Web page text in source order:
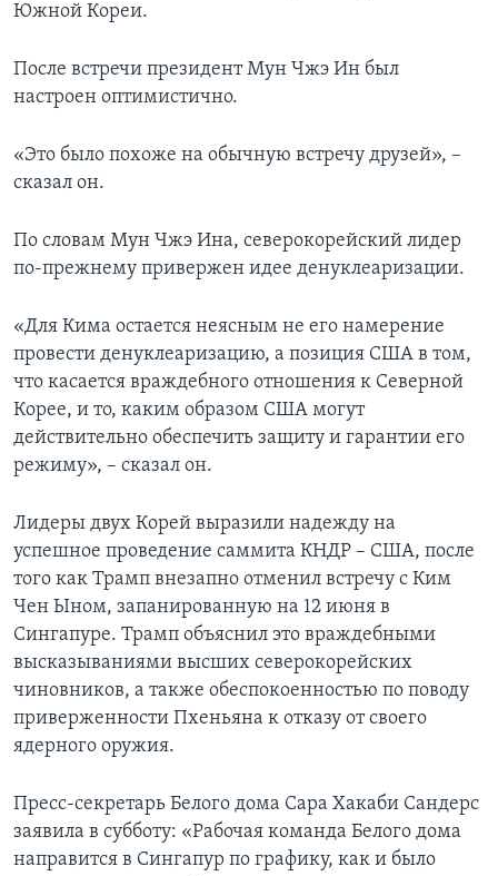
Южной Кореи.
После встречи президент Мун Чжэ Ин был
настроен оптимистично.
«Это было похоже на обычную встречу друзей», –
сказал он.
По словам Мун Чжэ Ина, северокорейский лидер
по-прежнему привержен идее денуклеаризации.
«Для Кима остается неясным не его намерение
провести денуклеаризацию, а позиция США в том,
что касается враждебного отношения к Северной
Корее, и то, каким образом США могут
действительно обеспечить защиту и гарантии его
режиму», – сказал он.
Лидеры двух Корей выразили надежду на
успешное проведение саммита КНДР – США, после
того как Трамп внезапно отменил встречу с Ким
Чен Ыном, запанированную на 12 июня в
Сингапуре. Трамп объяснил это враждебными
высказываниями высших северокорейских
чиновников, а также обеспокоенностью по поводу
приверженности Пхеньяна к отказу от своего
ядерного оружия.
Пресс-секретарь Белого дома Сара Хакаби Сандерс
заявила в субботу: «Рабочая команда Белого дома
направится в Сингапур по графику, как и было